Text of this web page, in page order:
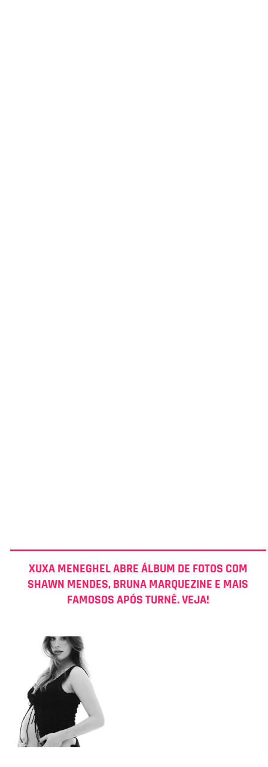
XUXA MENEGHEL ABRE ÁLBUM DE FOTOS COM
SHAWN MENDES, BRUNA MARQUEZINE E MAIS
FAMOSOS APÓS TURNÊ. VEJA!